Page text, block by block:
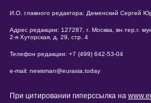
И.О. главного редактора: Деменский Сергей
Адрес редакции: 127287, г. Москва, вн.тер.г.
2-я Хуторская, д. 29, стр. 4
Телефон редакции: +7 (499) 642-53-04
e-mail: newsman@eurasia.today
При цитировании гиперссылка на